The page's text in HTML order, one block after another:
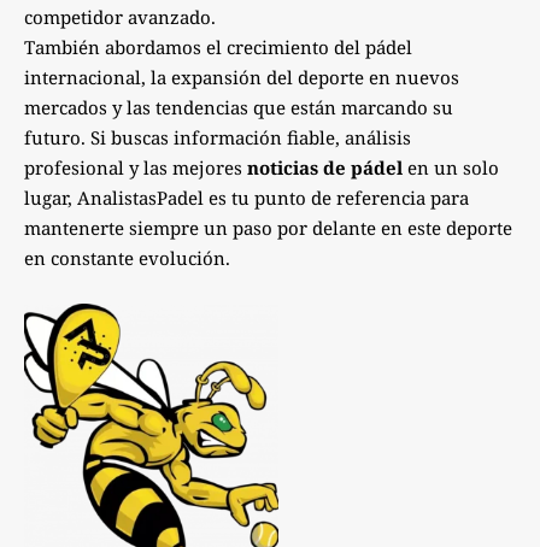
competidor avanzado.
También abordamos el crecimiento del pádel
internacional, la expansión del deporte en nuevos
mercados y las tendencias que están marcando su
futuro. Si buscas información fiable, análisis
profesional y las mejores noticias de pádel en un solo
lugar, AnalistasPadel es tu punto de referencia para
mantenerte siempre un paso por delante en este deporte
en constante evolución.